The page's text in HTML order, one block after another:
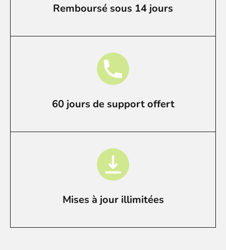
Remboursé sous 14 jours
60 jours de support offert
Mises à jour illimitées